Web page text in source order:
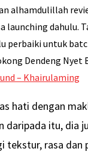
alhamdulillah
launching dahulu.
perbaiki untuk
Dendeng
– Khairulaming
hati dengan
daripada itu, dia
tekstur, rasa dan